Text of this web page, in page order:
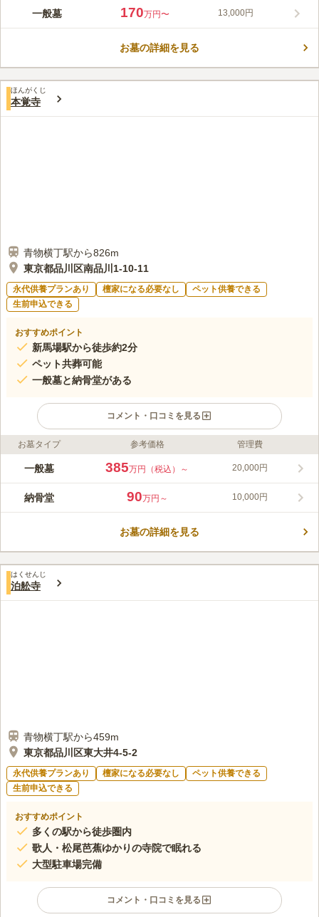
嶺雲寺は曹洞宗の寺院で、慶長9（1604）年に厳育和尚によって
石彫りの閻魔王像と脱衣婆像が安置されていて、1月と7月の16
口コミ評価
この霊園はまだ誰からも評価されていません。
一般墓 170万円〜 13,000円
お墓の詳細を見る
ほんがくじ
本覚寺
青物横丁駅から826m
東京都品川区南品川1-10-11
永代供養プランあり 檀家になる必要なし
ペット供養できる
生前申込できる
おすすめポイント
新馬場駅から徒歩約2分
ペット共葬可能
一般墓と納骨堂がある
コメント・口コミを見る
ライフドット編集部のコメント
本覚寺は、東京都品川区にある天台宗の寺院です。1573年（元
クリート造りで、1階部分は吹き抜けになっており、近代的な一
面も持っています。境内には、品川区の文化財に指定されている
した。境内には一般墓と納骨堂があり、それぞれ使用条件が異な
この霊園はまだ誰からも評価されていません。
お墓タイプ 参考価格 管理費
一般墓 385万円（税込）～ 20,000円
納骨堂 90万円～ 10,000円
お墓の詳細を見る
はくせんじ
泊舩寺
青物横丁駅から459m
東京都品川区東大井4-5-2
永代供養プランあり 檀家になる必要なし
ペット供養できる
生前申込できる
おすすめポイント
多くの駅から徒歩圏内
歌人・松尾芭蕉ゆかりの寺院で眠れる
大型駐車場完備
コメント・口コミを見る